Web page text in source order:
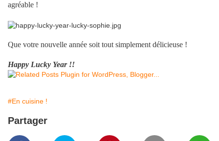
agréable !
Que votre nouvelle année soit tout simplement délicieuse !
Happy Lucky Year !!
#En cuisine !
Partager